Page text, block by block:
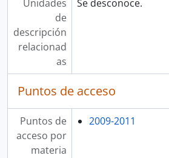
Unidades
de
descripción
relacionad
as
Se desconoce.
Puntos de acceso
Puntos de
acceso por
materia
2009-2011